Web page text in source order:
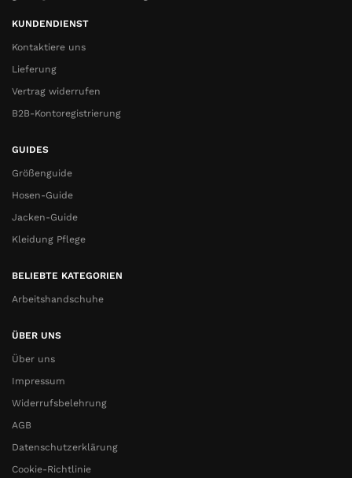
KUNDENDIENST
Kontaktiere uns
Lieferung
Vertrag widerrufen
B2B-Kontoregistrierung
GUIDES
Größenguide
Hosen-Guide
Jacken-Guide
Kleidung Pflege
BELIEBTE KATEGORIEN
Arbeitshandschuhe
ÜBER UNS
Über uns
Impressum
Widerrufsbelehrung
AGB
Datenschutzerklärung
Cookie-Richtlinie